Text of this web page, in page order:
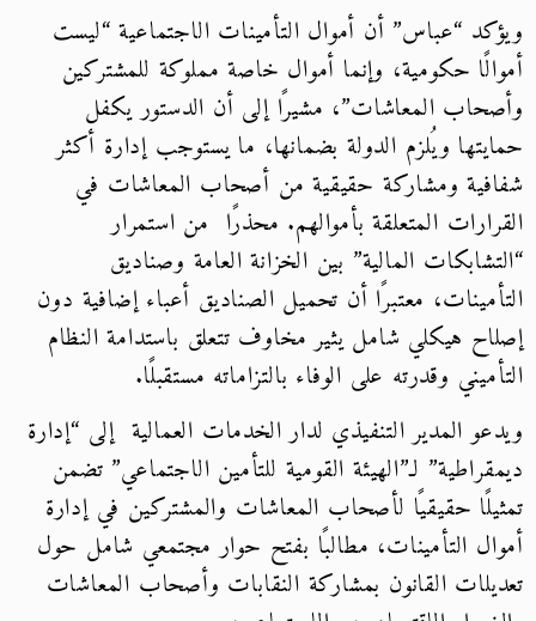
ويؤكد “عباس” أن أموال التأمينات الاجتماعية “ليست
أموالًا حكومية، وإنما أموال خاصة مملوكة للمشتركين
وأصحاب المعاشات”، مشيرًا إلى أن الدستور يكفل
حمايتها ويُلزم الدولة بضمانها، ما يستوجب إدارة أكثر
شفافية ومشاركة حقيقية من أصحاب المعاشات في
القرارات المتعلقة بأموالهم. محذرًا من استمرار
“التشابكات المالية” بين الخزانة العامة وصناديق
التأمينات، معتبرًا أن تحميل الصناديق أعباء إضافية دون
إصلاح هيكلي شامل يثير مخاوف تتعلق باستدامة النظام
التأميني وقدرته على الوفاء بالتزاماته مستقبلًا.
ويدعو المدير التنفيذي لدار الخدمات العمالية إلى “إدارة
ديمقراطية” لـ”الهيئة القومية للتأمين الاجتماعي” تضمن
تمثيلًا حقيقيًا لأصحاب المعاشات والمشتركين في إدارة
أموال التأمينات، مطالبًا بفتح حوار مجتمعي شامل حول
تعديلات القانون بمشاركة النقابات وأصحاب المعاشات